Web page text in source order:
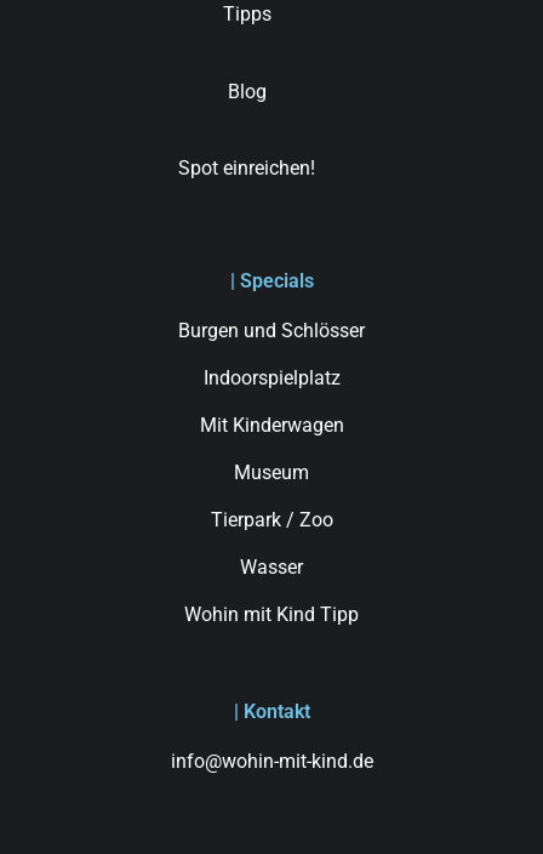
Tipps
Blog
Spot einreichen!
| Specials
Burgen und Schlösser
Indoorspielplatz
Mit Kinderwagen
Museum
Tierpark / Zoo
Wasser
Wohin mit Kind Tipp
| Kontakt
info@wohin-mit-kind.de